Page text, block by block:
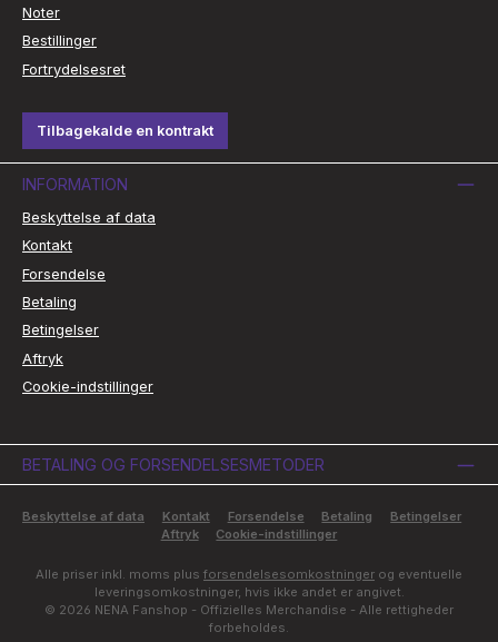
Noter
Bestillinger
Fortrydelsesret
Tilbagekalde en kontrakt
INFORMATION
Beskyttelse af data
Kontakt
Forsendelse
Betaling
Betingelser
Aftryk
Cookie-indstillinger
BETALING OG FORSENDELSESMETODER
Beskyttelse af data Kontakt Forsendelse Betaling
Betingelser
Aftryk
Cookie-indstillinger
Alle priser inkl. moms plus forsendelsesomkostninger og eventuelle
leveringsomkostninger, hvis ikke andet er angivet.
© 2026 NENA Fanshop - Offizielles Merchandise - Alle rettigheder
forbeholdes.